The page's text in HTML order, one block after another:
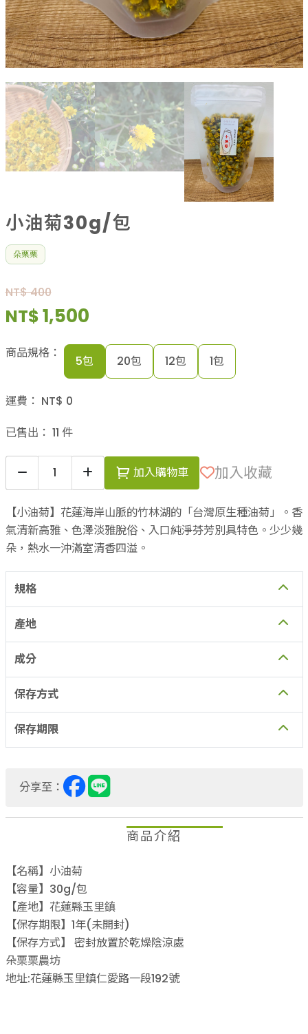
農會商品
大量採購優惠專區
農業策略聯盟 送禮專區
優質水果
小油菊30g/包
朵栗栗
NT$ 400
NT$1,500
商品規格：
5包 20包 12包 1包
運費： NT$ 0
已售出： 11 件
加入購物車 加入收藏
【小油菊】花蓮海岸山脈的竹林湖的「台灣原生種油菊」。香
氣清新高雅、色澤淡雅脫俗、入口純淨芬芳別具特色。少少幾
朵，熱水一沖滿室清香四溢。
規格
產地
成分
保存方式
保存期限
分享至：
商品介紹
【名稱】小油菊
【容量】30g/包
【產地】花蓮縣玉里鎮
【保存期限】1年(未開封)
【保存方式】 密封放置於乾燥陰涼處
朵栗栗農坊
地址:花蓮縣玉里鎮仁愛路一段192號